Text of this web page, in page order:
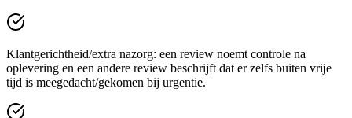
Klantgerichtheid/extra nazorg: een review noemt controle na
oplevering en een andere review beschrijft dat er zelfs buiten vrije
tijd is meegedacht/gekomen bij urgentie.